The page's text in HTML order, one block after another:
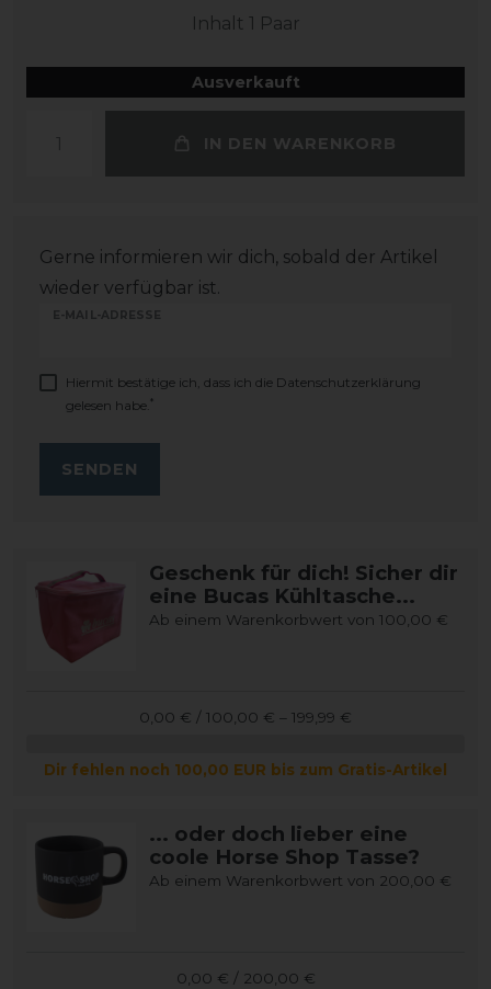
Inhalt 1 Paar
Ausverkauft
IN DEN WARENKORB
Gerne informieren wir dich, sobald der Artikel
wieder verfügbar ist.
E-MAIL-ADRESSE
Hiermit bestätige ich, dass ich die Daten­schutz­erklärung
gelesen habe. *
SENDEN
Geschenk für dich! Sicher dir
eine Bucas Kühltasche...
Ab einem Warenkorbwert von 100,00 €
0,00 € / 100,00 € – 199,99 €
Dir fehlen noch 100,00 EUR bis zum Gratis-Artikel
... oder doch lieber eine
coole Horse Shop Tasse?
Ab einem Warenkorbwert von 200,00 €
0,00 € / 200,00 €